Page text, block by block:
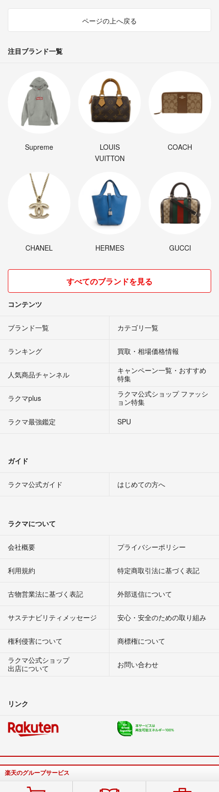
ページの上へ戻る
注目ブランド一覧
Supreme
LOUIS
VUITTON
COACH
CHANEL HERMES GUCCI
すべてのブランドを見る
コンテンツ
ブランド一覧 カテゴリ一覧
ランキング 買取・相場価格情報
人気商品チャンネル
キャンペーン一覧・おすすめ
特集
ラクマplus
ラクマ公式ショップ ファッシ
ョン特集
ラクマ最強鑑定
SPU
ガイド
ラクマ公式ガイド はじめての方へ
ラクマについて
会社概要 プライバシーポリシー
利用規約 特定商取引法に基づく表記
古物営業法に基づく表記 外部送信について
サステナビリティメッセージ 安心・安全のための取り組み
権利侵害について
商標権について
ラクマ公式ショップ
出店について
お問い合わせ
リンク
楽天のグループサービス